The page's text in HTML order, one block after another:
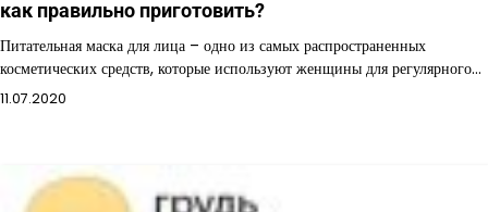
как правильно приготовить?
Питательная маска для лица – одно из самых распространенных
косметических средств, которые используют женщины для регулярного…
11.07.2020